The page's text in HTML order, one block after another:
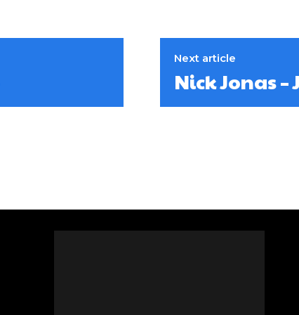
Next article
Nick Jonas –